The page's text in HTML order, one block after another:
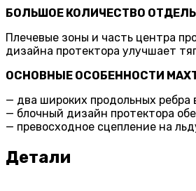
БОЛЬШОЕ КОЛИЧЕСТВО
Плечевые зоны и часть центра
дизайна протектора улучшает
ОСНОВНЫЕ ОСОБЕННОСТИ
— два широких продольных ребра
— блочный дизайн протектора
— превосходное сцепление на
Детали